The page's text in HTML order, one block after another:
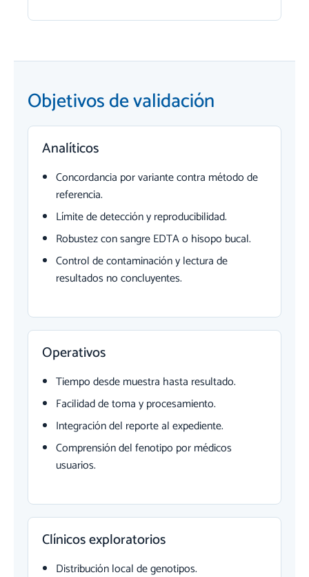
Objetivos de validación
Analíticos
Concordancia por variante contra método de
referencia.
Límite de detección y reproducibilidad.
Robustez con sangre EDTA o hisopo bucal.
Control de contaminación y lectura de
resultados no concluyentes.
Operativos
Tiempo desde muestra hasta resultado.
Facilidad de toma y procesamiento.
Integración del reporte al expediente.
Comprensión del fenotipo por médicos
usuarios.
Clínicos exploratorios
Distribución local de genotipos.